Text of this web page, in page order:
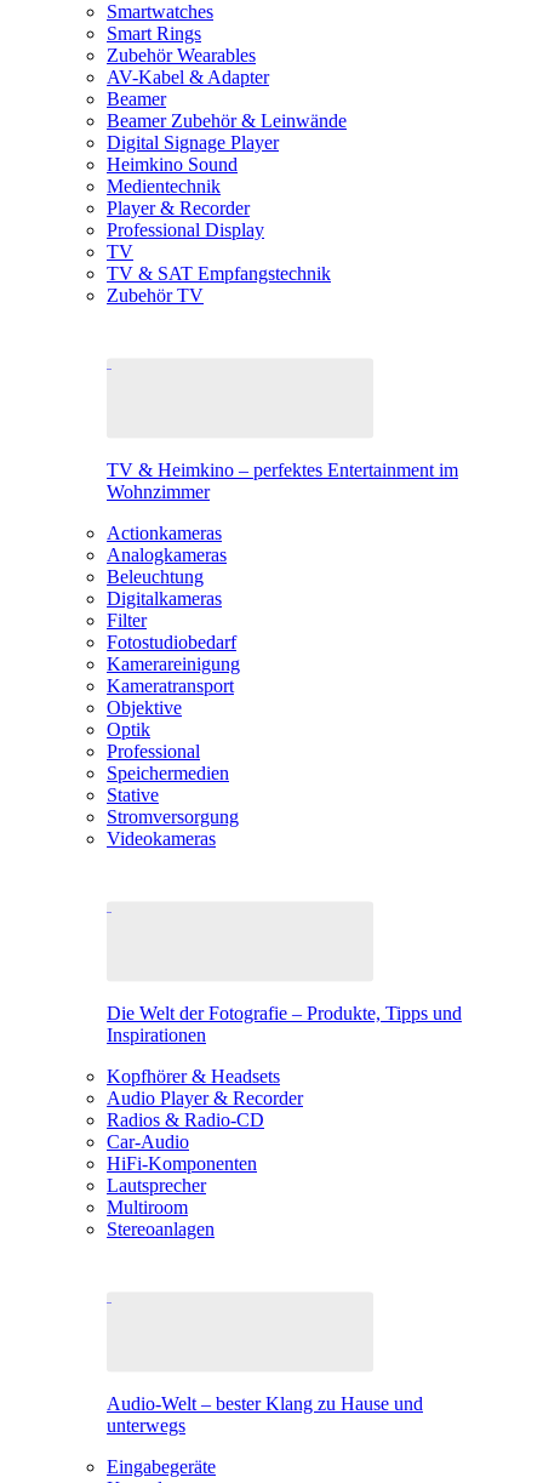
Smartwatches
Smart Rings
Zubehör Wearables
AV-Kabel & Adapter
Beamer
Beamer Zubehör & Leinwände
Digital Signage Player
Heimkino Sound
Medientechnik
Player & Recorder
Professional Display
TV
TV & SAT Empfangstechnik
Zubehör TV
TV & Heimkino – perfektes Entertainment im
Wohnzimmer
Actionkameras
Analogkameras
Beleuchtung
Digitalkameras
Filter
Fotostudiobedarf
Kamerareinigung
Kameratransport
Objektive
Optik
Professional
Speichermedien
Stative
Stromversorgung
Videokameras
Die Welt der Fotografie – Produkte, Tipps und
Inspirationen
Kopfhörer & Headsets
Audio Player & Recorder
Radios & Radio-CD
Car-Audio
HiFi-Komponenten
Lautsprecher
Multiroom
Stereoanlagen
Audio-Welt – bester Klang zu Hause und
unterwegs
Eingabegeräte